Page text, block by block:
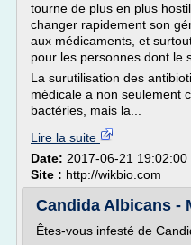
tourne de plus en plus
changer rapidement son
aux médicaments, et
pour les personnes dont le
La surutilisation des
médicale a non seulement
bactéries, mais la...
Lire la suite
Date: 2017-06-21 19:02:00
Site : http://wikbio.com
Candida Albicans -
Êtes-vous infesté de